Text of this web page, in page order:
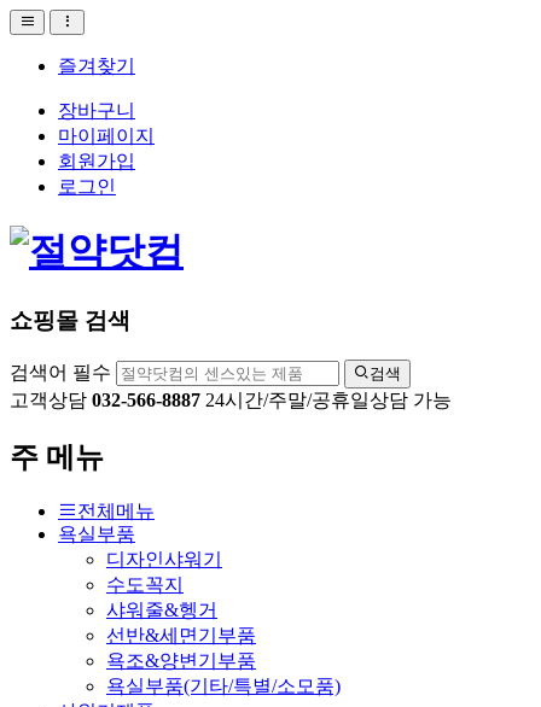
즐겨찾기
장바구니
마이페이지
회원가입
로그인
쇼핑몰 검색
검색어 필수 검색
고객상담 032-566-8887 24시간/주말/공휴일상담 가능
주 메뉴
전체메뉴
욕실부품
디자인샤워기
수도꼭지
샤워줄&헹거
선반&세면기부품
욕조&양변기부품
욕실부품(기타/특별/소모품)